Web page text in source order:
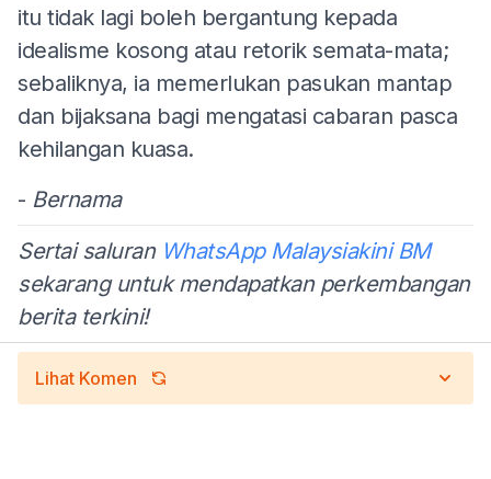
itu tidak lagi boleh bergantung kepada
idealisme kosong atau retorik semata-mata;
sebaliknya, ia memerlukan pasukan mantap
dan bijaksana bagi mengatasi cabaran pasca
kehilangan kuasa.
- Bernama
Sertai saluran WhatsApp Malaysiakini BM
sekarang untuk mendapatkan perkembangan
berita terkini!
Lihat Komen